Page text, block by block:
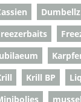
Dumbellz
Krill BP